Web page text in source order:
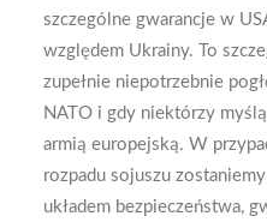
szczególne gwarancje w
względem Ukrainy. To
zupełnie niepotrzebnie
NATO i gdy niektórzy
armią europejską. W
rozpadu sojuszu
układem bezpieczeństwa,